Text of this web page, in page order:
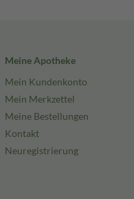
Meine Apotheke
Mein Kundenkonto
Mein Merkzettel
Meine Bestellungen
Kontakt
Neuregistrierung